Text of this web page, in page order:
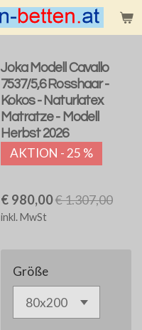
Joka Modell Cavallo
7537/5,6 Rosshaar -
Kokos - Naturlatex
Matratze - Modell
Herbst 2026
AKTION - 25 %
€ 980,00€ 1.307,00
inkl. MwSt
Größe